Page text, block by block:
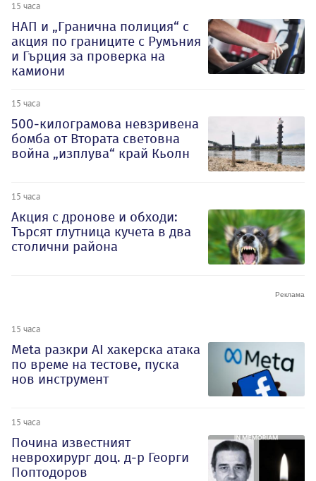
15 часа
НАП и „Гранична полиция“ с
акция по границите с Румъния
и Гърция за проверка на
камиони
15 часа
500-килограмова невзривена
бомба от Втората световна
война „изплува“ край Кьолн
15 часа
Акция с дронове и обходи:
Търсят глутница кучета в два
столични района
15 часа
Meta разкри AI хакерска атака
по време на тестове, пуска
нов инструмент
15 часа
Почина известният
неврохирург доц. д-р Георги
Поптодоров